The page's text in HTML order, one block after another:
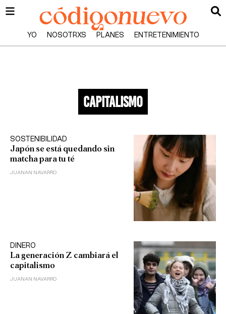
YO NOSOTRXS PLANES ENTRETENIMIENTO
capitalismo
SOSTENIBILIDAD
Japón se está quedando sin
matcha para tu té
JUANAN NAVARRO
DINERO
La generación Z cambiará el
capitalismo
JUANAN NAVARRO